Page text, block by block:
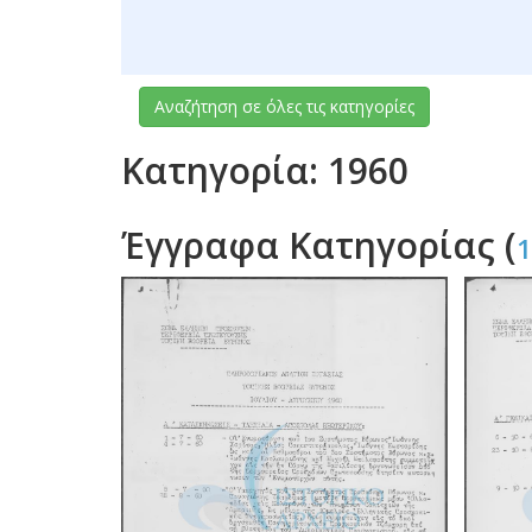
Αναζήτηση σε όλες τις κατηγορίες
Κατηγορία: 1960
Έγγραφα Κατηγορίας (